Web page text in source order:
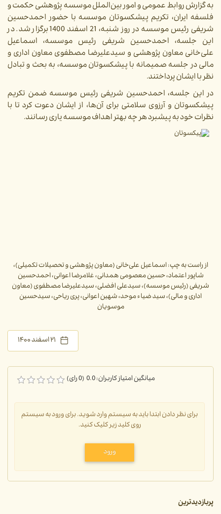
به گزارش روابط عمومی و امور بین‌الملل موسسه پژوهشی حکمت و
فلسفه ایران، تکریم پیشکسوتان موسسه با حضور احمدحسین
شریفی رئیس موسسه در روز شنبه، 21 اسفند 1400 برگزار شد. در
این جلسه، احمدحسین شریفی رئیس موسسه، اسماعیل
علی‌خانی معاون پژوهشی و سیدعلیرضا مصطفوی معاون اداری و
مالی در جلسه صمیمانه با پیشکسوتان موسسه، به بحث و تبادل
نظر با ایشان پرداختند.
در این جلسه، احمدحسین شریفی رئیس موسسه ضمن تکریم
پیشکسوتان و آرزوی سلامتی برای آن‌ها، از ایشان دعوت کرد تا با
نظرات خود به پیشبرد هر چه بهتر اهداف موسسه یاری رسانند.
از راست به چپ: اسماعیل علی‌خانی (معاون پژوهشی و تحصیلات تکمیلی)،
شاپور اعتماد، حسین معصومی همدانی، غلامرضا اعوانی، احمدحسین
شریفی (رئیس موسسه)، سیدعلی افضلی، سیدعلیرضا مصطفوی (معاون
اداری و مالی)، سید ضیاء موحد، شهین اعوانی، پری ریاحی، سیدحسین
موسویان
۲۱ اسفند ۱۴۰۰
میانگین امتیاز کاربران: 0.0 (0 رای)
برای نظر دادن ابتدا باید به سیستم وارد شوید. برای ورود به سیستم
روی کلید زیر کلیک کنید.
ورود
پربازدیدترین